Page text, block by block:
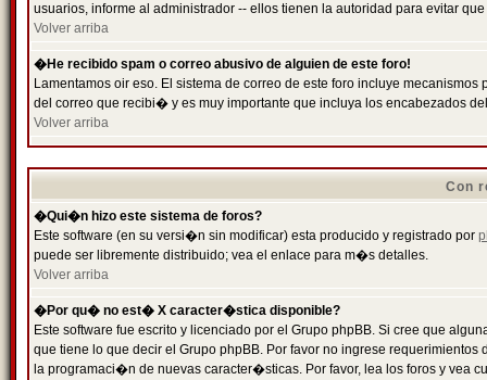
usuarios, informe al administrador -- ellos tienen la autoridad para evitar
Volver arriba
�He recibido spam o correo abusivo de alguien de este foro!
Lamentamos oir eso. El sistema de correo de este foro incluye
del correo que recibi� y es muy importante que incluya los encabezados
Volver arriba
Con
�Qui�n hizo este sistema de foros?
Este software (en su versi�n sin modificar) esta producido y registrado por
puede ser libremente distribuido; vea el enlace para m�s detalles.
Volver arriba
�Por qu� no est� X caracter�stica disponible?
Este software fue escrito y licenciado por el Grupo phpBB. Si cree que
que tiene lo que decir el Grupo phpBB. Por favor no ingrese
la programaci�n de nuevas caracter�sticas. Por favor, lea los foros y vea